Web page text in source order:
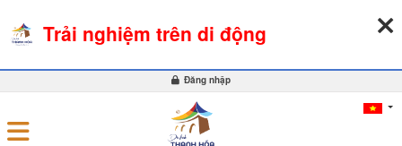
Đăng nhập
Trải nghiệm trên di động